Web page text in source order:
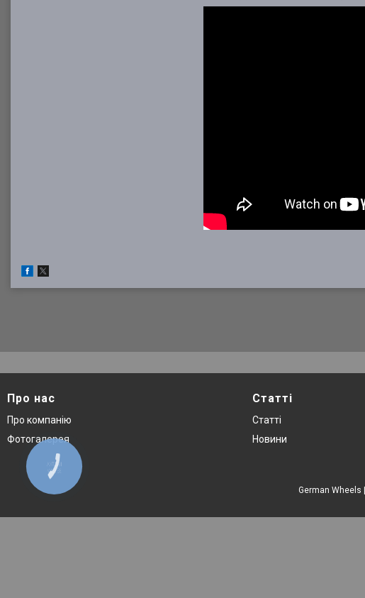
Про нас
Про компанію
Фотогалерея
Статті
Статті
Новини
КНОПКА
ЗВ'ЯЗКУ